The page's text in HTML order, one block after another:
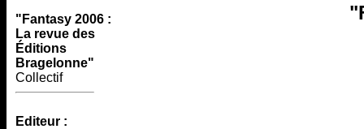
"Fantasy 2006 :
La revue des
Éditions
Bragelonne"
Collectif
Editeur :